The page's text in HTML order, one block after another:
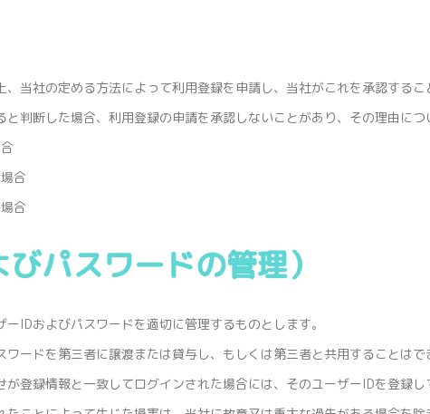
当社の定める方法によって利用登録を申請し、当社がこれを承認するこ
判断した場合、利用登録の申請を承認しないことがあり、その理由につ
合
合
パスワードの管理）
IDおよびパスワードを適切に管理するものとします。
ードを第三者に譲渡または貸与し、もしくは第三者と共用することはで
登録情報と一致してログインされた場合には、そのユーザーIDを登録し